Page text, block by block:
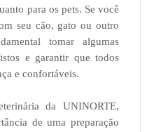
para os pets. Se você
seu cão, gato ou outro
tomar algumas
e garantir que todos
e confortáveis.
da UNINORTE,
de uma preparação